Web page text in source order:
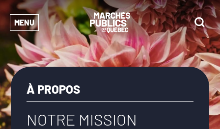
MENU
À PROPOS
NOTRE MISSION